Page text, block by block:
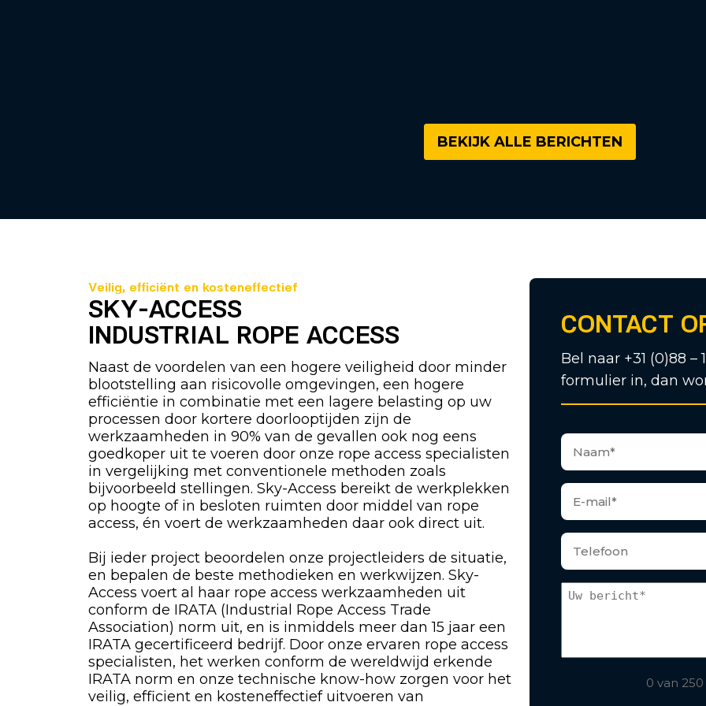
BEKIJK ALLE BERICHTEN
Veilig, efficiënt en kosteneffectief
SKY-ACCESS
INDUSTRIAL ROPE ACCESS
Naast de voordelen van een hogere veiligheid door minder
blootstelling aan risicovolle omgevingen, een hogere
efficiëntie in combinatie met een lagere belasting op uw
processen door kortere doorlooptijden zijn de
werkzaamheden in 90% van de gevallen ook nog eens
goedkoper uit te voeren door onze rope access specialisten
in vergelijking met conventionele methoden zoals
bijvoorbeeld stellingen. Sky-Access bereikt de werkplekken
op hoogte of in besloten ruimten door middel van rope
access, én voert de werkzaamheden daar ook direct uit.
Bij ieder project beoordelen onze projectleiders de situatie,
en bepalen de beste methodieken en werkwijzen. Sky-
Access voert al haar rope access werkzaamheden uit
conform de IRATA (Industrial Rope Access Trade
Association) norm uit, en is inmiddels meer dan 15 jaar een
IRATA gecertificeerd bedrijf. Door onze ervaren rope access
specialisten, het werken conform de wereldwijd erkende
IRATA norm en onze technische know-how zorgen voor het
veilig, efficient en kosteneffectief uitvoeren van
CONTACT
Bel naar +31 (0)88
formulier in, dan
0 van